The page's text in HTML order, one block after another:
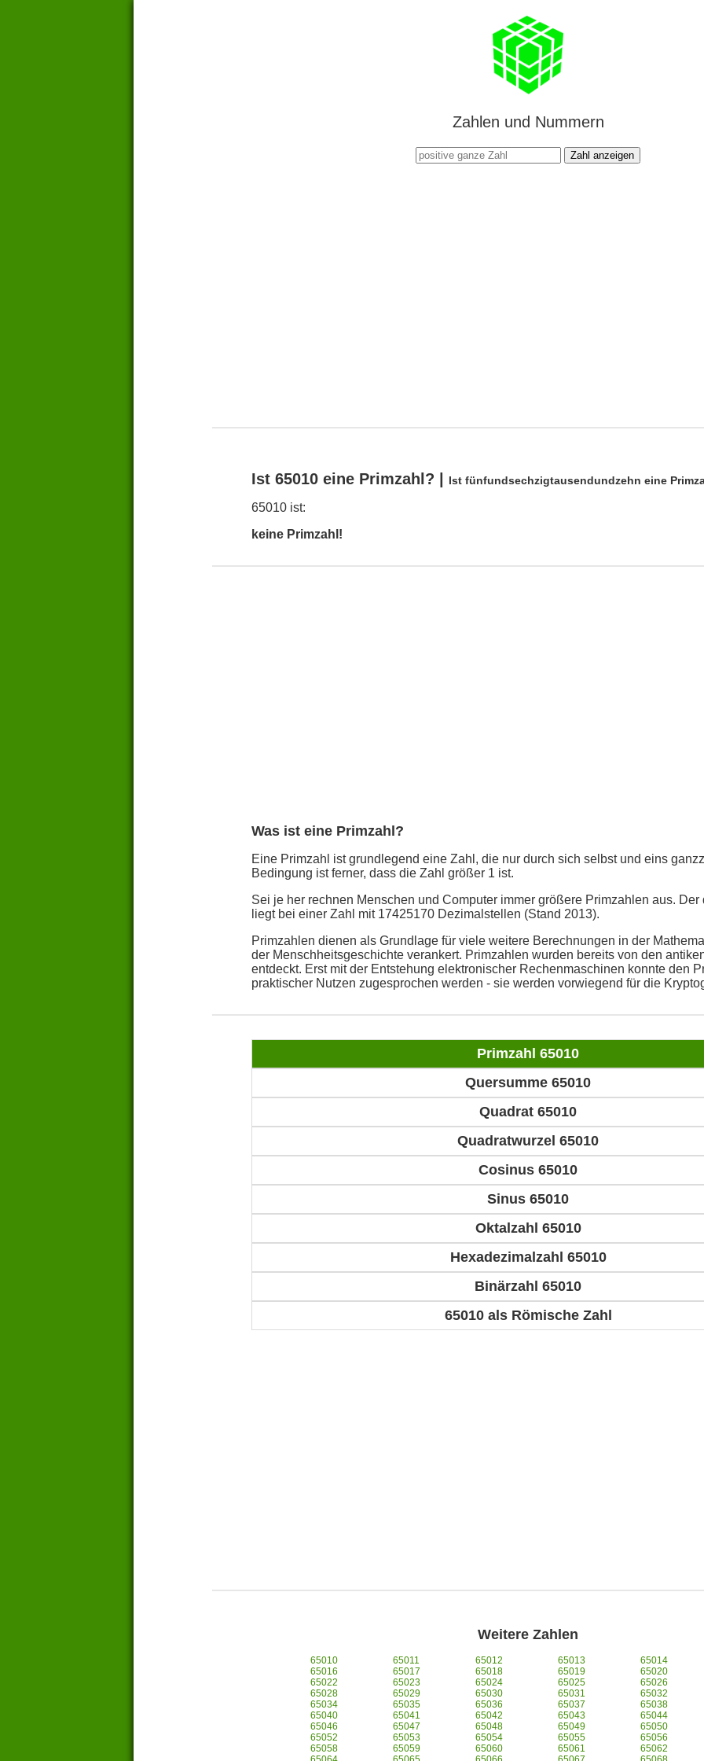
Zahlen und Nummern
Zahl anzeigen
Ist 65010 eine Primzahl? | Ist fünfundsechzigtausendundzehn eine
65010 ist:
keine Primzahl!
Was ist eine Primzahl?
Eine Primzahl ist grundlegend eine Zahl, die nur durch sich selbst und eins
Bedingung ist ferner, dass die Zahl größer 1 ist.
Sei je her rechnen Menschen und Computer immer größere Primzahlen aus. Der
liegt bei einer Zahl mit 17425170 Dezimalstellen (Stand 2013).
Primzahlen dienen als Grundlage für viele weitere Berechnungen in der
der Menschheitsgeschichte verankert. Primzahlen wurden bereits von den
entdeckt. Erst mit der Entstehung elektronischer Rechenmaschinen konnte den
praktischer Nutzen zugesprochen werden - sie werden vorwiegend für die
Primzahl 65010
Quersumme 65010
Quadrat 65010
Quadratwurzel 65010
Cosinus 65010
Sinus 65010
Oktalzahl 65010
Hexadezimalzahl 65010
Binärzahl 65010
65010 als Römische Zahl
Weitere Zahlen
65010 65011 65012 65013
65014
65016
65017 65018 65019
65020
65022
65023 65024 65025
65026
65028
65029 65030 65031
65032
65034
65035 65036 65037
65038
65040
65041 65042 65043
65044
65046
65047 65048 65049
65050
65052
65053 65054 65055
65056
65058
65059 65060 65061
65062